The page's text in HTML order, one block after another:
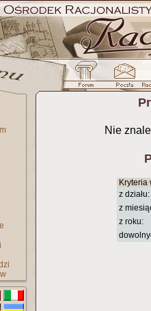
Nie
Kryteria
z działu:
z
z roku: